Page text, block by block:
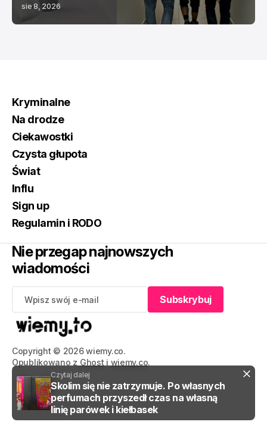
Czytaj dalej
Skolim się nie zatrzymuje. Po własnych
perfumach przyszedł czas na własną
linię parówek i kiełbasek
sie 8, 2026
Copyright © 2026 wiemy.co.
Opublikowano z Ghost i wiemy.co.
Kryminalne
Na drodze
Ciekawostki
Czysta głupota
Świat
Influ
Sign up
Regulamin i RODO
Nie przegap najnowszych
wiadomości
Subskrybuj
Subskrybuj